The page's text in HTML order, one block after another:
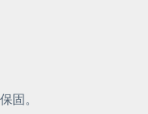
固。